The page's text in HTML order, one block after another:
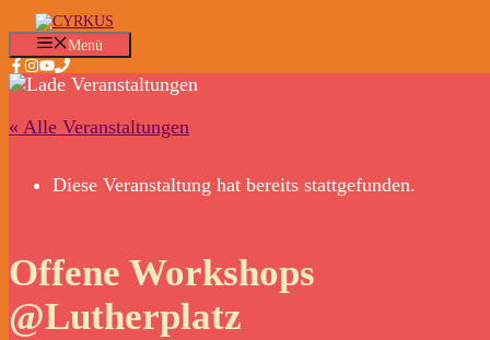
Zum
Inhalt
springen
Menü
« Alle Veranstaltungen
Diese Veranstaltung hat bereits stattgefunden.
Offene Workshops
@Lutherplatz